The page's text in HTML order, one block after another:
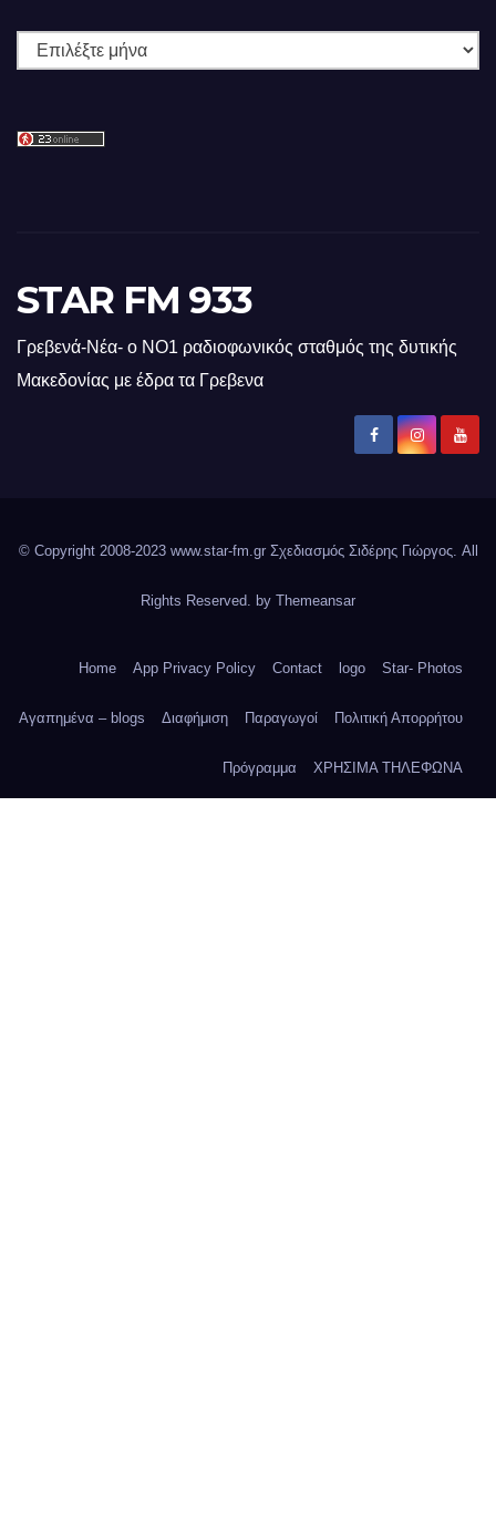
Ιστορικό
STAR FM 933
Γρεβενά-Νέα- ο ΝΟ1 ραδιοφωνικός σταθμός της δυτικής
Μακεδονίας με έδρα τα Γρεβενα
© Copyright 2008-2023 www.star-fm.gr Σχεδιασμός Σιδέρης Γιώργος. All
Rights Reserved. by Themeansar
Home App Privacy Policy Contact logo Star- Photos
Αγαπημένα – blogs Διαφήμιση Παραγωγοί Πολιτική Απορρήτου
Πρόγραμμα ΧΡΗΣΙΜΑ ΤΗΛΕΦΩΝΑ